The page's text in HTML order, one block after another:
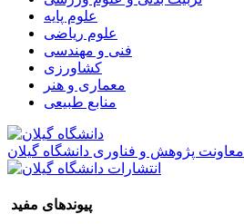
علوم پایه
علوم ریاضی
فنی و مهندسی
کشاورزی
معماری و هنر
منابع طبیعی
معاونت پژوهش و فناوری دانشگاه گیلان
پیوندهای مفید